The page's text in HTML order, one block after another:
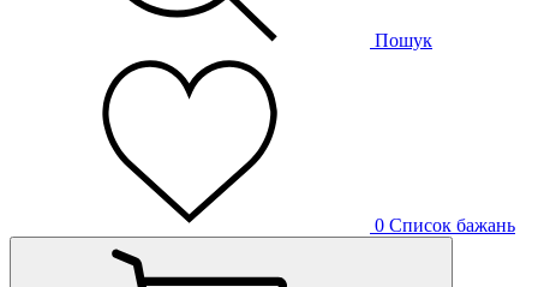
Пошук
0 Список бажань